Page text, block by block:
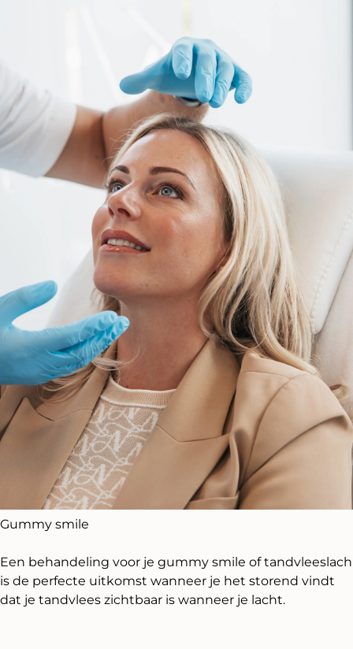
Gummy smile
Een behandeling voor je gummy smile of tandvleeslach
is de perfecte uitkomst wanneer je het storend vindt
dat je tandvlees zichtbaar is wanneer je lacht.